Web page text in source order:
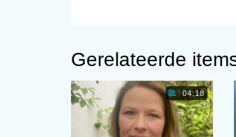
Gerelateerde
04:18